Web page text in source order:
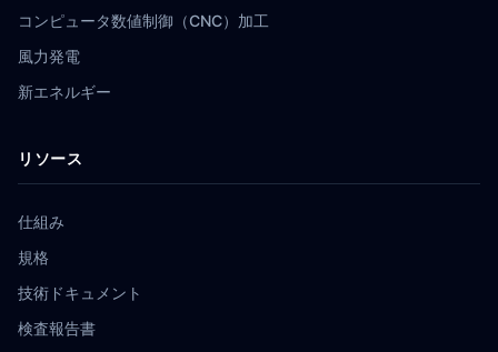
コンピュータ数値制御（CNC）加工
風力発電
新エネルギー
リソース
仕組み
規格
技術ドキュメント
検査報告書